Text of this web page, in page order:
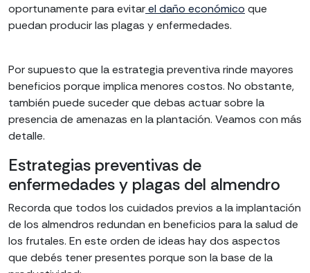
oportunamente para evitarel daño económico que
puedan producir las plagas y enfermedades.
Por supuesto que la estrategia preventiva rinde mayores
beneficios porque implica menores costos. No obstante,
también puede suceder que debas actuar sobre la
presencia de amenazas en la plantación. Veamos con más
detalle.
Estrategias preventivas de
enfermedades y plagas del almendro
Recorda que todos los cuidados previos a la implantación
de los almendros redundan en beneficios para la salud de
los frutales. En este orden de ideas hay dos aspectos
que debés tener presentes porque son la base de la